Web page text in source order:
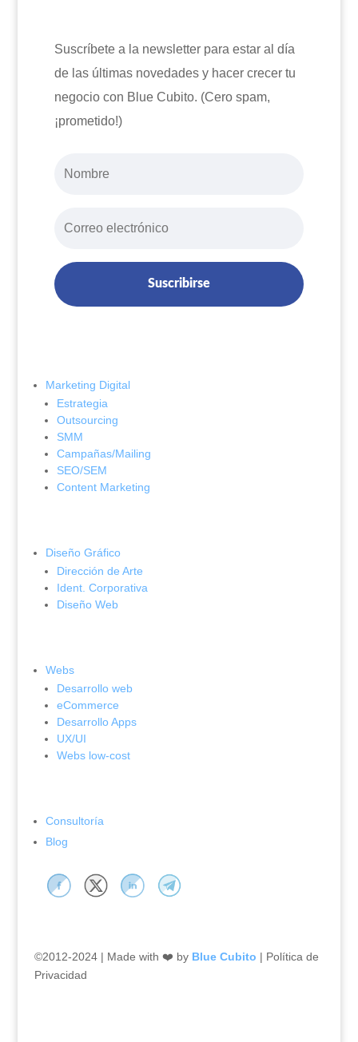
Suscríbete a la newsletter para estar al día
de las últimas novedades y hacer crecer tu
negocio con Blue Cubito. (Cero spam,
¡prometido!)
Suscribirse
Marketing Digital
Estrategia
Outsourcing
SMM
Campañas/Mailing
SEO/SEM
Content Marketing
Diseño Gráfico
Dirección de Arte
Ident. Corporativa
Diseño Web
Webs
Desarrollo web
eCommerce
Desarrollo Apps
UX/UI
Webs low-cost
Consultoría
Blog
©2012-2024 | Made with ❤️ by Blue Cubito | Política de
Privacidad